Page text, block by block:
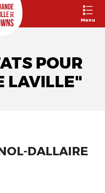
Menu
POUR
LAVILLE"
DALLAIRE